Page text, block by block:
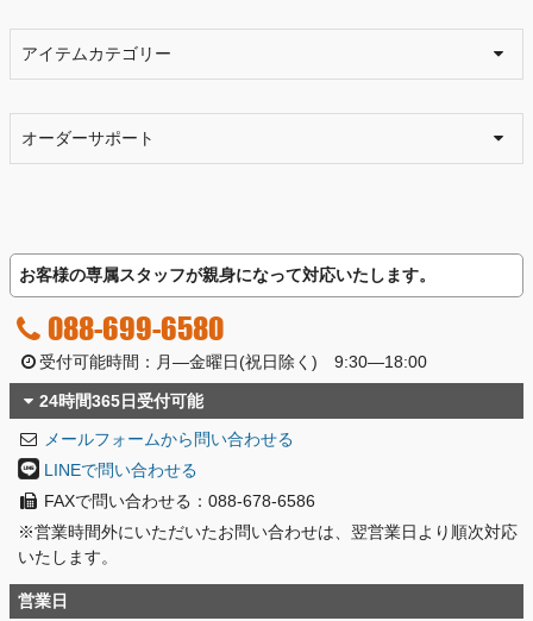
アイテムカテゴリー
オーダーサポート
お客様の専属スタッフが親身になって対応いたします。
088-699-6580
受付可能時間：月―金曜日(祝日除く) 9:30―18:00
24時間365日受付可能
メールフォームから問い合わせる
LINEで問い合わせる
FAXで問い合わせる：088-678-6586
※営業時間外にいただいたお問い合わせは、翌営業日より順次対応
いたします。
営業日